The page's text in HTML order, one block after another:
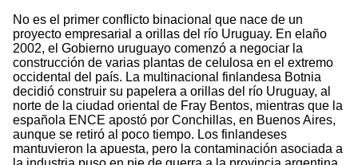
No es el primer conflicto binacional que nace de un
proyecto empresarial a orillas del río Uruguay. En elaño
2002, el Gobierno uruguayo comenzó a negociar la
construcción de varias plantas de celulosa en el extremo
occidental del país. La multinacional finlandesa Botnia
decidió construir su papelera a orillas del río Uruguay, al
norte de la ciudad oriental de Fray Bentos, mientras que la
española ENCE apostó por Conchillas, en Buenos Aires,
aunque se retiró al poco tiempo. Los finlandeses
mantuvieron la apuesta, pero la contaminación asociada a